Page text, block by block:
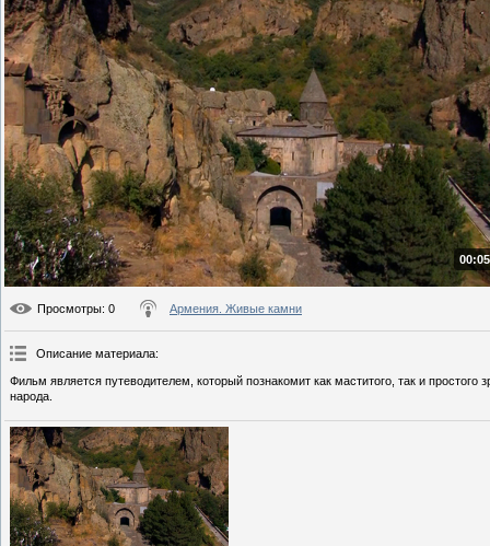
Просмотры: 0 Армения. Живые камни
Описание материала:
Фильм является путеводителем, который познакомит как маститого, так и
народа.